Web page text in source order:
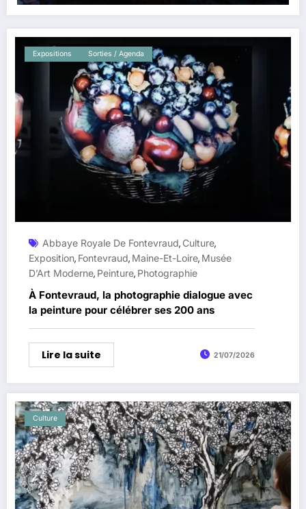
Expositions Sorties / Agenda
Abbaye Royale De Fontevraud, Culture,
Exposition, Fontevraud, Maine-Et-Loire, Musée
D’Art Moderne, Peinture, Photographie
À Fontevraud, la photographie dialogue avec
la peinture pour célébrer ses 200 ans
Lire la suite 21/07/2026
Culture